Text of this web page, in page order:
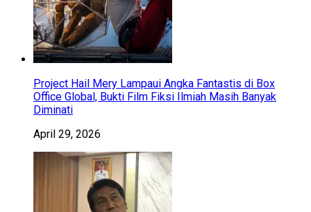
Project Hail Mery Lampaui Angka Fantastis di Box
Office Global, Bukti Film Fiksi Ilmiah Masih Banyak
Diminati
April 29, 2026